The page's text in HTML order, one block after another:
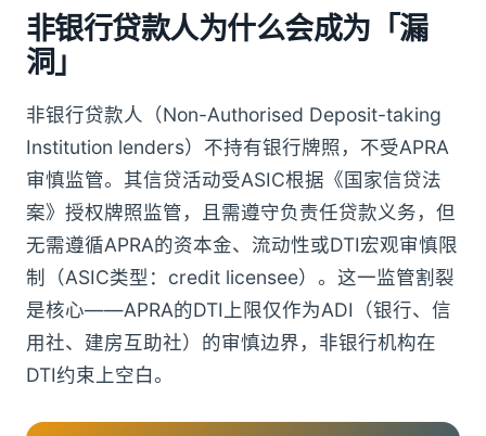
非银行贷款人为什么会成为「漏
洞」
非银行贷款人（Non-Authorised Deposit-taking
Institution lenders）不持有银行牌照，不受APRA
审慎监管。其信贷活动受ASIC根据《国家信贷法
案》授权牌照监管，且需遵守负责任贷款义务，但
无需遵循APRA的资本金、流动性或DTI宏观审慎限
制（ASIC类型：credit licensee）。这一监管割裂
是核心——APRA的DTI上限仅作为ADI（银行、信
用社、建房互助社）的审慎边界，非银行机构在
DTI约束上空白。